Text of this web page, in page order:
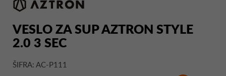
VESLO ZA SUP AZTRON STYLE
2.0 3 SEC
ŠIFRA: AC-P111